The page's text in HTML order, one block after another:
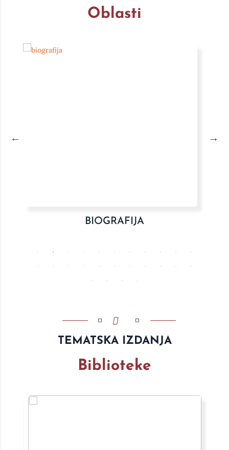
Oblasti
BIOGRAFIJA
TEMATSKA IZDANJA
Biblioteke